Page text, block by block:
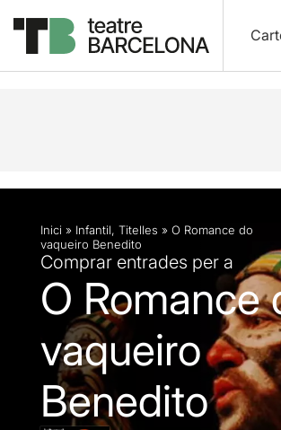
Descripció Fitxa artística
Inici » Infantil, Titelles » O Romance do
vaqueiro Benedito
Comprar entrades per a
O Romance
vaqueiro
Benedito